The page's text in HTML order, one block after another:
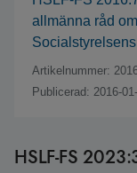
allmänna råd
Artikelnummer:
Publicerad: 2016-
HSLF-FS